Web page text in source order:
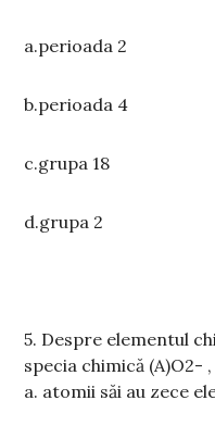
a.perioada 2
b.perioada 4
c.grupa 18
d.grupa 2
5. Despre elementul
specia chimică (A)O2-
a. atomii săi au zece